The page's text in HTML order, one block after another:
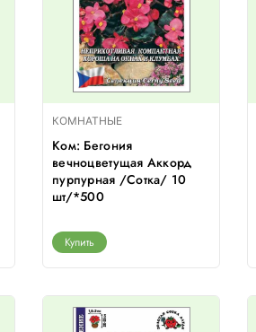
КОМНАТНЫЕ
Ком: Бегония
вечноцветущая Аккорд
пурпурная /Сотка/ 10
шт/*500
Купить